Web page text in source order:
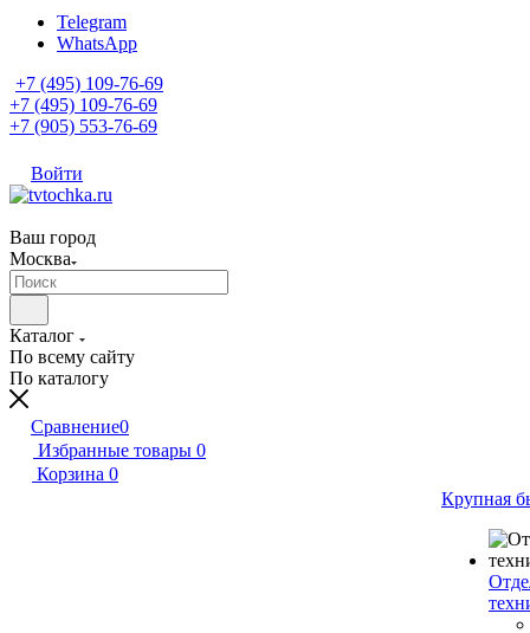
Telegram
WhatsApp
+7 (495) 109-76-69
+7 (495) 109-76-69
+7 (905) 553-76-69
Войти
Ваш город
Москва
Каталог
По всему сайту
По каталогу
Сравнение0
Избранные товары 0
Корзина 0
Крупная